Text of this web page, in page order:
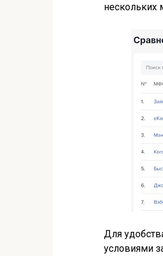
нескольких
Для
условиями